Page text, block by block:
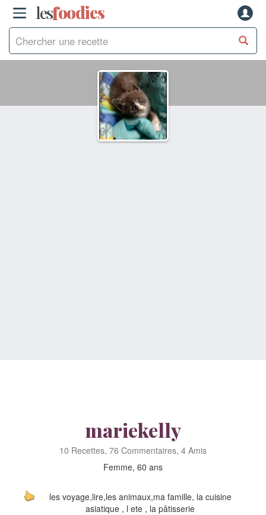
lesfoodies
mariekelly
10 Recettes, 76 Commentaires, 4 Amis
Femme, 60 ans
les voyage,lire,les animaux,ma famille, la cuisine
asiatique , l ete , la pâtisserie